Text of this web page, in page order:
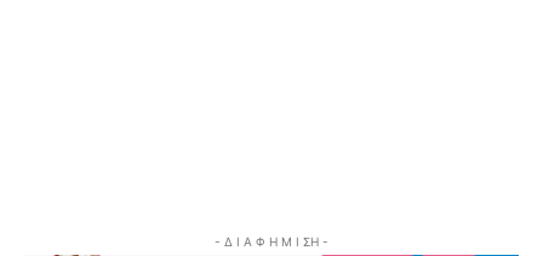
- Δ Ι Α Φ Η Μ Ι ΣΗ -